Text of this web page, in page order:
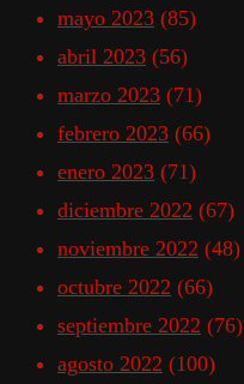
mayo 2023 (85)
abril 2023 (56)
marzo 2023 (71)
febrero 2023 (66)
enero 2023 (71)
diciembre 2022 (67)
noviembre 2022 (48)
octubre 2022 (66)
septiembre 2022 (76)
agosto 2022 (100)